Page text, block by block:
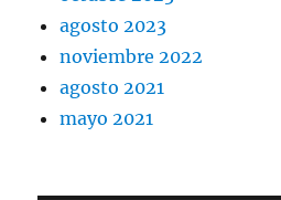
agosto 2023
noviembre 2022
agosto 2021
mayo 2021